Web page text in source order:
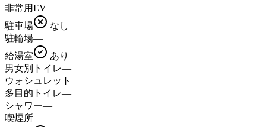
非常用EV—
駐車場
なし
駐輪場—
給湯室
あり
男女別トイレ—
ウォシュレット —
多目的トイレ—
シャワー—
喫煙所—